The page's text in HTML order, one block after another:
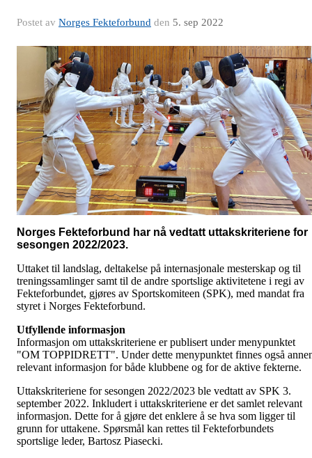
Postet av Norges Fekteforbund den 5. sep 2022
Norges Fekteforbund har nå vedtatt uttakskriteriene for
sesongen 2022/2023.
Uttaket til landslag, deltakelse på internasjonale mesterskap og til
treningssamlinger samt til de andre sportslige aktivitetene i regi av
Fekteforbundet, gjøres av Sportskomiteen (SPK), med mandat fra
styret i Norges Fekteforbund.
Utfyllende informasjon
Informasjon om uttakskriteriene er publisert under menypunktet
"OM TOPPIDRETT". Under dette menypunktet finnes også
relevant informasjon for både klubbene og for de aktive fekterne.
Uttakskriteriene for sesongen 2022/2023 ble vedtatt av SPK 3.
september 2022. Inkludert i uttakskriteriene er det samlet relevant
informasjon. Dette for å gjøre det enklere å se hva som ligger til
grunn for uttakene. Spørsmål kan rettes til Fekteforbundets
sportslige leder, Bartosz Piasecki.